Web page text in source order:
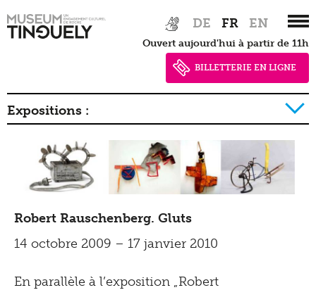
Hauptnavigation
to
DE FR EN
Ouvert aujourd'hui à partir de 11h
BILLETTERIE EN LIGNE
Expositions :
2024
2023
2022
2021
Robert Rauschenberg. Gluts
14 octobre 2009 – 17 janvier 2010
En parallèle à l’exposition „Robert